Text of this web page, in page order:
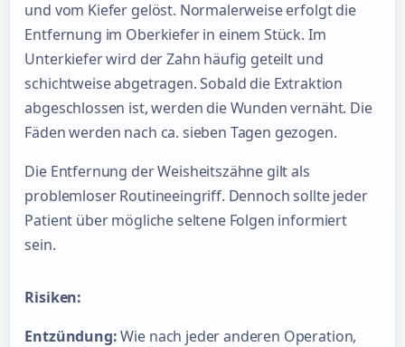
und vom Kiefer gelöst. Normalerweise erfolgt die
Entfernung im Oberkiefer in einem Stück. Im
Unterkiefer wird der Zahn häufig geteilt und
schichtweise abgetragen. Sobald die Extraktion
abgeschlossen ist, werden die Wunden vernäht. Die
Fäden werden nach ca. sieben Tagen gezogen.
Die Entfernung der Weisheitszähne gilt als
problemloser Routineeingriff. Dennoch sollte jeder
Patient über mögliche seltene Folgen informiert
sein.
Risiken:
Entzündung:Wie nach jeder anderen Operation,